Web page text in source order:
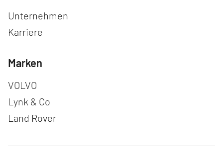
Navigation überspringen
Unternehmen
Karriere
Marken
Navigation überspringen
VOLVO
Lynk & Co
Land Rover